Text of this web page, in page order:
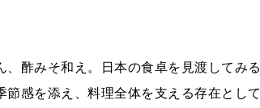
酢みそ和え。日本の食卓を見渡してみる
感を添え、料理全体を支える存在として